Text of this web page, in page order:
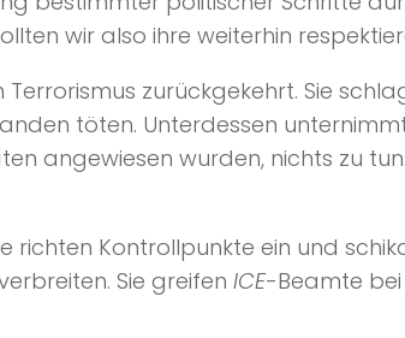
wir also ihre weiterhin
zurückgekehrt. Sie
töten. Unterdessen
angewiesen wurden, nichts zu
richten Kontrollpunkte ein und
Sie greifen ICE-Beamte bei